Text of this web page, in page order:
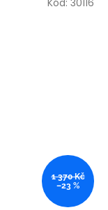
1 370 Kč
–23 %